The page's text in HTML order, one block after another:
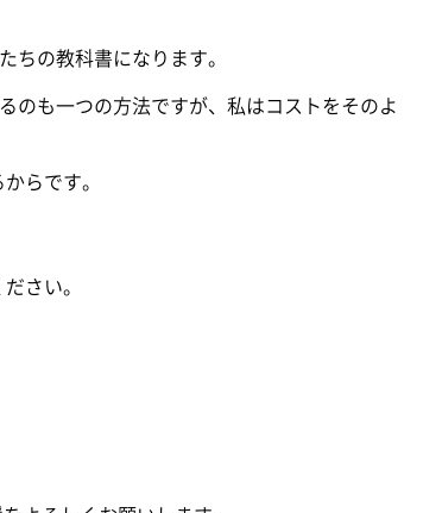
ちの教科書になります。
のも一つの方法ですが、私はコストをそのよ
らです。
さい。